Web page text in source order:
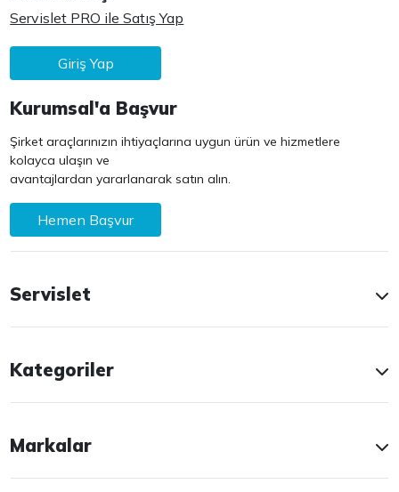
Servislet PRO ile Satış Yap
Giriş Yap
Kurumsal'a Başvur
Şirket araçlarınızın ihtiyaçlarına uygun ürün ve hizmetlere
kolayca ulaşın ve
avantajlardan yararlanarak satın alın.
Hemen Başvur
Servislet
Kategoriler
Markalar